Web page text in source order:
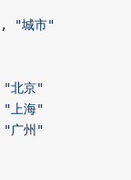
, "城市"
"北京"
"上海"
"广州"